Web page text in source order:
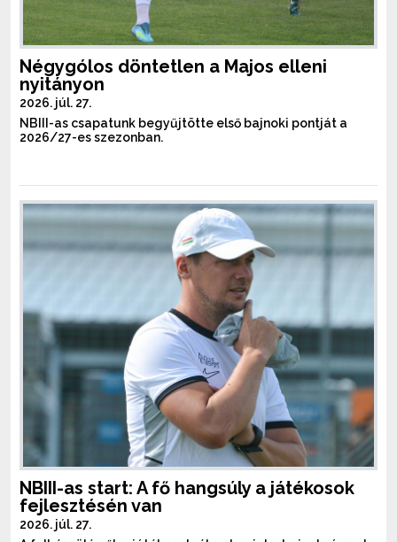
Négygólos döntetlen a Majos elleni
nyitányon
2026. júl. 27.
NBIII-as csapatunk begyűjtötte első bajnoki pontját a
2026/27-es szezonban.
NBIII-as start: A fő hangsúly a játékosok
fejlesztésén van
2026. júl. 27.